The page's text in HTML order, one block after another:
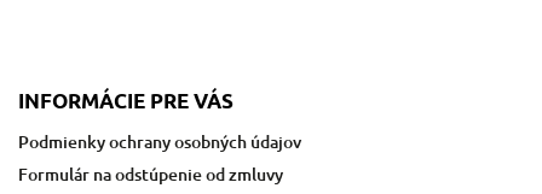
INFORMÁCIE PRE VÁS
Podmienky ochrany osobných údajov
Formulár na odstúpenie od zmluvy